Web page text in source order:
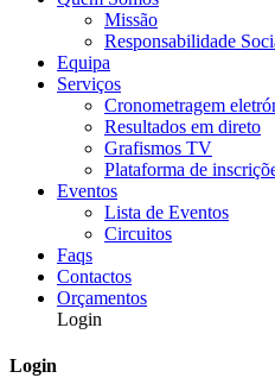
Missão
Responsabilidade
Equipa
Serviços
Cronometragem
Resultados em direto
Grafismos TV
Plataforma de
Eventos
Lista de Eventos
Circuitos
Faqs
Contactos
Orçamentos
Login
Login